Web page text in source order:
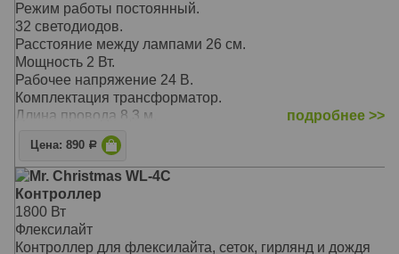
Режим работы постоянный.
32 светодиодов.
Расстояние между лампами 26 см.
Мощность 2 Вт.
Рабочее напряжение 24 В.
Комплектация трансформатор.
Длина провода 8,3 м.
Длина сетевого шнура 5 м.
Для внутреннего и ограниченного наружнего
использования.
подробнее >>
Цена: 890 Р
Mr. Christmas WL-4C
Контроллер
1800 Вт
Флексилайт
Контроллер для флексилайта, сеток, гирлянд и дождя